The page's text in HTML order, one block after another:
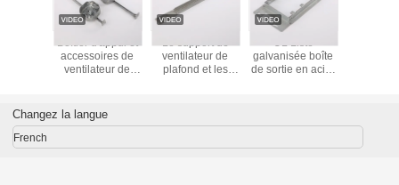
Boîtier d'appui et
accessoires de
ventilateur de
Le support de
ventilateur de
plafond et les
UL Liste
galvanisée boîte
de sortie en acier
Changez la langue
French